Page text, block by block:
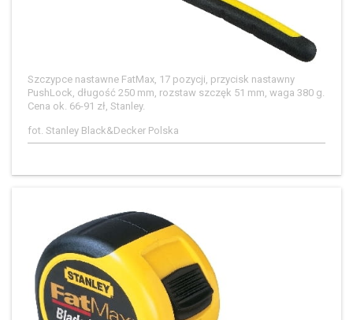
Szczypce nastawne FatMax, 17 pozycji, przycisk nastawny
PushLock, długość 250 mm, rozstaw szczęk 51 mm, waga 380 g.
Cena ok. 66-91 zł, Stanley.
fot. Stanley Black&Decker Polska